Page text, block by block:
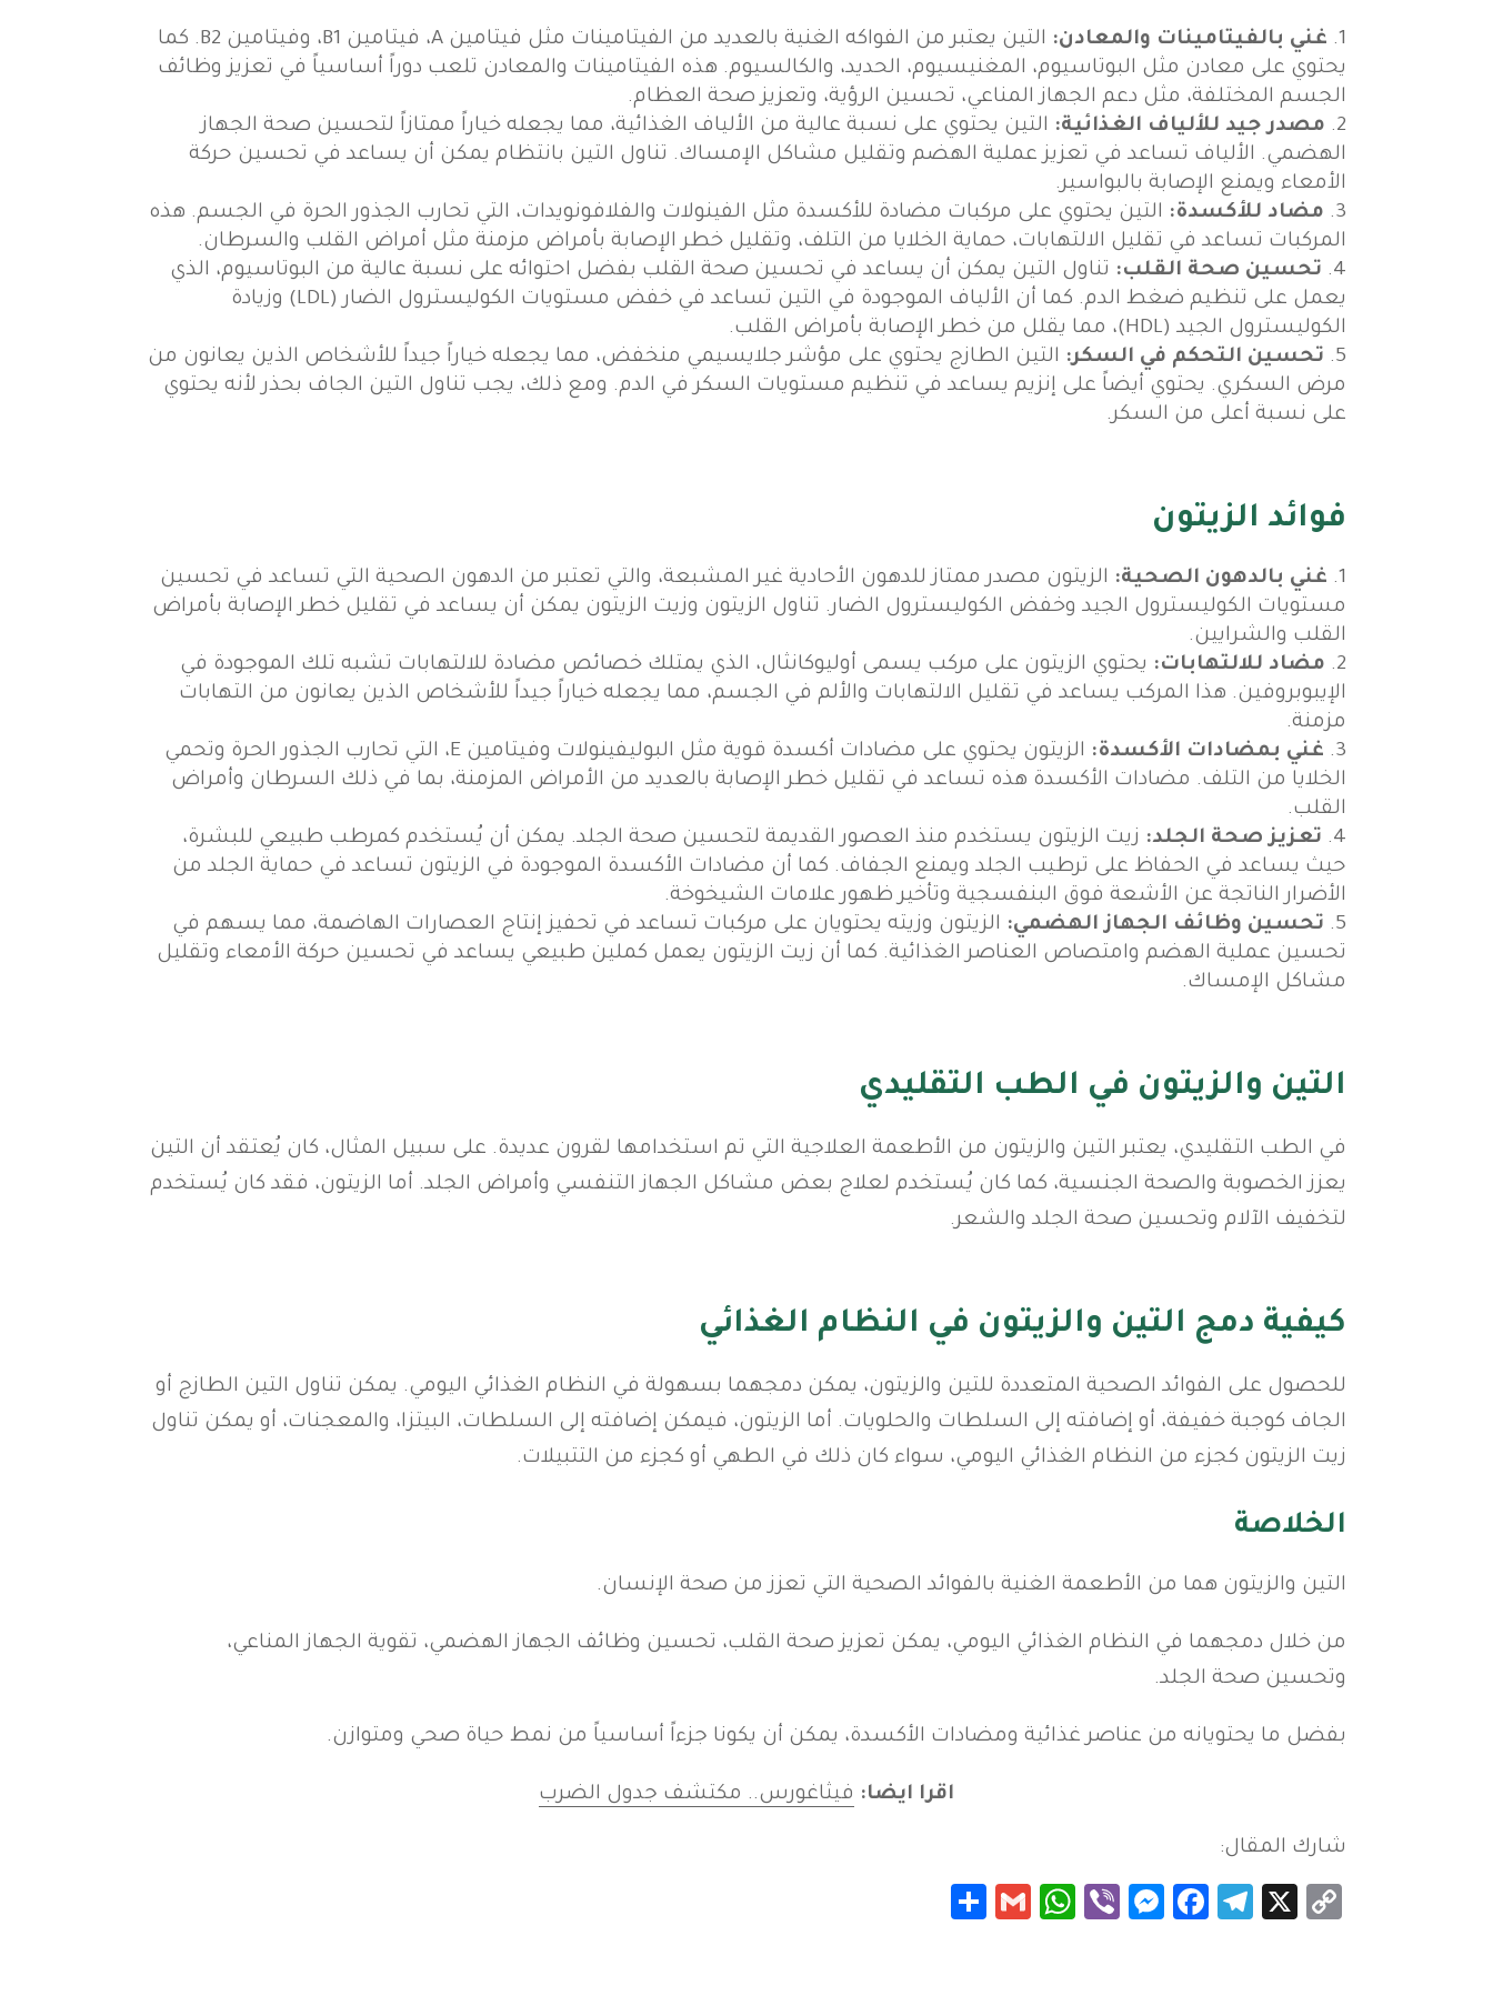
غني بالفيتامينات والمعادن:
التين يعتبر من الفواكه الغنية بالعديد من الفيتامينات مثل فيتامين A، فيتامين B1، وفيتامين B2. كما
يحتوي على معادن مثل البوتاسيوم، المغنيسيوم، الحديد، والكالسيوم. هذه الفيتامينات والمعادن تلعب دوراً أساسياً في تعزيز وظائف
الجسم المختلفة، مثل دعم الجهاز المناعي، تحسين الرؤية، وتعزيز صحة العظام.
مصدر جيد للألياف الغذائية: التين يحتوي على نسبة عالية من الألياف الغذائية، مما يجعله خياراً ممتازاً لتحسين صحة الجهاز
الهضمي. الألياف تساعد في تعزيز عملية الهضم وتقليل مشاكل الإمساك. تناول التين بانتظام يمكن أن يساعد في تحسين حركة
الأمعاء ويمنع الإصابة بالبواسير.
مضاد للأكسدة: التين يحتوي على مركبات مضادة للأكسدة مثل الفينولات والفلافونويدات، التي تحارب الجذور الحرة في الجسم. هذه
المركبات تساعد في تقليل الالتهابات، حماية الخلايا من التلف، وتقليل خطر الإصابة بأمراض مزمنة مثل أمراض القلب والسرطان.
تحسين صحة القلب: تناول التين يمكن أن يساعد في تحسين صحة القلب بفضل احتوائه على نسبة عالية من البوتاسيوم، الذي
يعمل على تنظيم ضغط الدم. كما أن الألياف الموجودة في التين تساعد في خفض مستويات الكوليسترول الضار (LDL) وزيادة
الكوليسترول الجيد (HDL)، مما يقلل من خطر الإصابة بأمراض القلب.
تحسين التحكم في السكر: التين الطازج يحتوي على مؤشر جلايسيمي منخفض، مما يجعله خياراً جيداً للأشخاص الذين يعانون من
مرض السكري. يحتوي أيضاً على إنزيم يساعد في تنظيم مستويات السكر في الدم. ومع ذلك، يجب تناول التين الجاف بحذر لأنه يحتوي
على نسبة أعلى من السكر.
فوائد الزيتون
غني بالدهون الصحية: الزيتون مصدر ممتاز للدهون الأحادية غير المشبعة، والتي تعتبر من الدهون الصحية التي تساعد في تحسين
مستويات الكوليسترول الجيد وخفض الكوليسترول الضار. تناول الزيتون وزيت الزيتون يمكن أن يساعد في تقليل خطر الإصابة بأمراض
القلب والشرايين.
مضاد للالتهابات: يحتوي الزيتون على مركب يسمى أوليوكانثال، الذي يمتلك خصائص مضادة للالتهابات تشبه تلك الموجودة في
الإيبوبروفين. هذا المركب يساعد في تقليل الالتهابات والألم في الجسم، مما يجعله خياراً جيداً للأشخاص الذين يعانون من التهابات
مزمنة.
غني بمضادات الأكسدة:
الزيتون يحتوي على مضادات أكسدة قوية مثل البوليفينولات وفيتامين E، التي تحارب الجذور الحرة وتحمي
الخلايا من التلف. مضادات الأكسدة هذه تساعد في تقليل خطر الإصابة بالعديد من الأمراض المزمنة، بما في ذلك السرطان وأمراض
القلب.
تعزيز صحة الجلد: زيت الزيتون يستخدم منذ العصور القديمة لتحسين صحة الجلد. يمكن أن يُستخدم كمرطب طبيعي للبشرة،
حيث يساعد في الحفاظ على ترطيب الجلد ويمنع الجفاف. كما أن مضادات الأكسدة الموجودة في الزيتون تساعد في حماية الجلد من
الأضرار الناتجة عن الأشعة فوق البنفسجية وتأخير ظهور علامات الشيخوخة.
تحسين وظائف الجهاز الهضمي: الزيتون وزيته يحتويان على مركبات تساعد في تحفيز إنتاج العصارات الهاضمة، مما يسهم في
تحسين عملية الهضم وامتصاص العناصر الغذائية. كما أن زيت الزيتون يعمل كملين طبيعي يساعد في تحسين حركة الأمعاء وتقليل
مشاكل الإمساك.
التين والزيتون في الطب التقليدي
في الطب التقليدي، يعتبر التين والزيتون من الأطعمة العلاجية التي تم استخدامها لقرون عديدة. على سبيل المثال، كان يُعتقد أن التين
يعزز الخصوبة والصحة الجنسية، كما كان يُستخدم لعلاج بعض مشاكل الجهاز التنفسي وأمراض الجلد. أما الزيتون، فقد كان يُستخدم
لتخفيف الآلام وتحسين صحة الجلد والشعر.
كيفية دمج التين والزيتون في النظام الغذائي
للحصول على الفوائد الصحية المتعددة للتين والزيتون، يمكن دمجهما بسهولة في النظام الغذائي اليومي. يمكن تناول التين الطازج أو
الجاف كوجبة خفيفة، أو إضافته إلى السلطات والحلويات. أما الزيتون، فيمكن إضافته إلى السلطات، البيتزا، والمعجنات، أو يمكن تناول
زيت الزيتون كجزء من النظام الغذائي اليومي، سواء كان ذلك في الطهي أو كجزء من التتبيلات.
الخلاصة
التين والزيتون هما من الأطعمة الغنية بالفوائد الصحية التي تعزز من صحة الإنسان.
من خلال دمجهما في النظام الغذائي اليومي، يمكن تعزيز صحة القلب، تحسين وظائف الجهاز الهضمي، تقوية الجهاز المناعي،
وتحسين صحة الجلد.
بفضل ما يحتويانه من عناصر غذائية ومضادات الأكسدة، يمكن أن يكونا جزءاً أساسياً من نمط حياة صحي ومتوازن.
اقرا ايضا: فيثاغورس.. مكتشف جدول الضرب
شارك المقال:
Copy
X
Telegram
Facebook
Messenger
Viber
WhatsApp
Gmail